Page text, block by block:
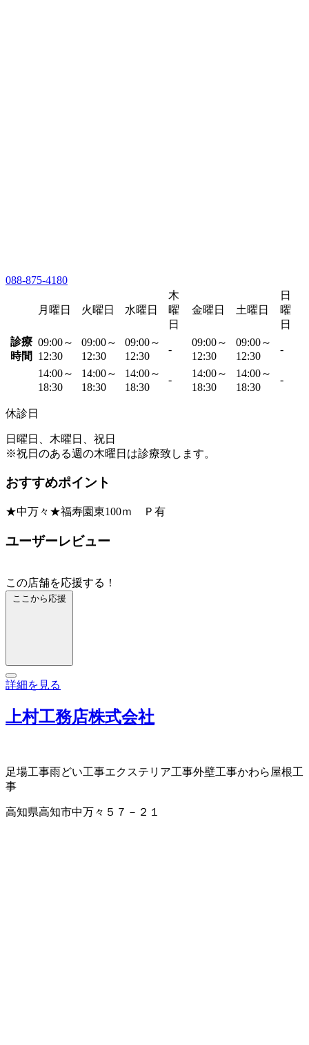
088-875-4180
月曜日 火曜日 水曜日
木
曜
日
金曜日 土曜日
日
曜
日
診療
時間
09:00～
12:30
09:00～
12:30
09:00～
12:30
-
09:00～
12:30
09:00～
12:30
-
14:00～
18:30
14:00～
18:30
14:00～
18:30
-
14:00～
18:30
14:00～
18:30
-
休診日
日曜日、木曜日、祝日
※祝日のある週の木曜日は診療致します。
おすすめポイント
★中万々★福寿園東100ｍ Ｐ有
ユーザーレビュー
この店舗を応援する！
ここから応援
詳細を見る
上村工務店株式会社
足場工事雨どい工事エクステリア工事外壁工事かわら屋根工
事
高知県高知市中万々５７－２１